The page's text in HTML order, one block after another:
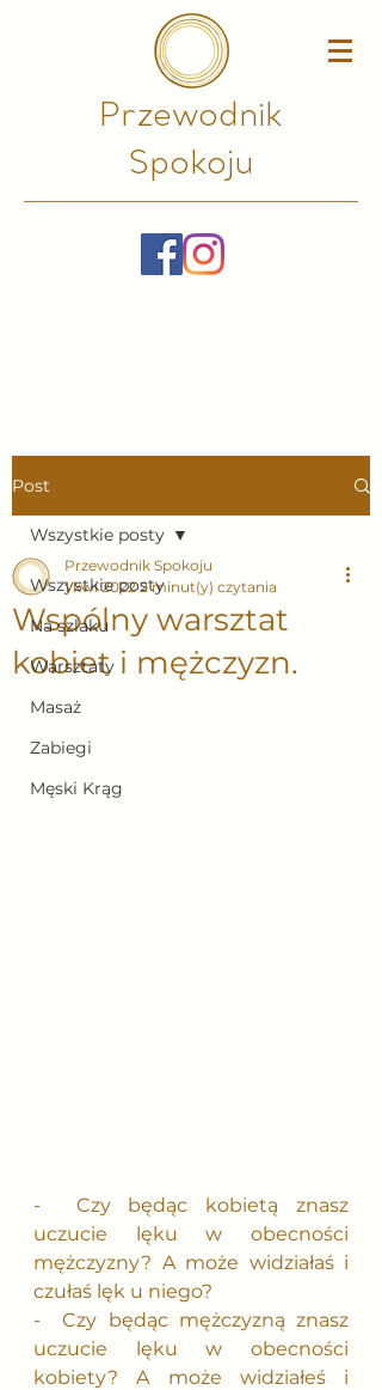
Przewodnik
Spokoju​
Post
Wszystkie posty
Na szlaku
Warsztaty
Masaż
Zabiegi
Męski Krąg
Wszystkie posty
Wspólny warsztat
kobiet i mężczyzn.
Przewodnik Spokoju
1 kwi 2022 2 minut(y) czytania
-  Czy będąc kobietą znasz
uczucie lęku w obecności
mężczyzny? A może widziałaś i
czułaś lęk u niego?
-  Czy będąc mężczyzną znasz
uczucie lęku w obecności
kobiety? A może widziałeś i